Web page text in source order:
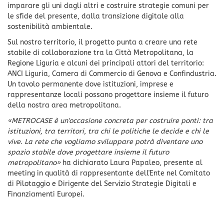
imparare gli uni dagli altri e costruire strategie comuni per
le sfide del presente, dalla transizione digitale alla
sostenibilità ambientale.
Sul nostro territorio, il progetto punta a creare una rete
stabile di collaborazione tra la Città Metropolitana, la
Regione Liguria e alcuni dei principali attori del territorio:
ANCI Liguria, Camera di Commercio di Genova e Confindustria.
Un tavolo permanente dove istituzioni, imprese e
rappresentanze locali possano progettare insieme il futuro
della nostra area metropolitana.
«METROCASE è un'occasione concreta per costruire ponti: tra
istituzioni, tra territori, tra chi le politiche le decide e chi le
vive. La rete che vogliamo sviluppare potrà diventare uno
spazio stabile dove progettare insieme il futuro
metropolitano»ha dichiarato Laura Papaleo, presente al
meeting in qualità di rappresentante dell'Ente nel Comitato
di Pilotaggio e Dirigente del Servizio Strategie Digitali e
Finanziamenti Europei.